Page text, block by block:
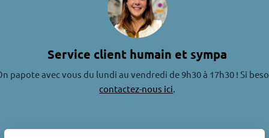
Service client humain et sympa
papote avec vous du lundi au vendredi de 9h30 à 17h30 ! Si
contactez-nous ici.